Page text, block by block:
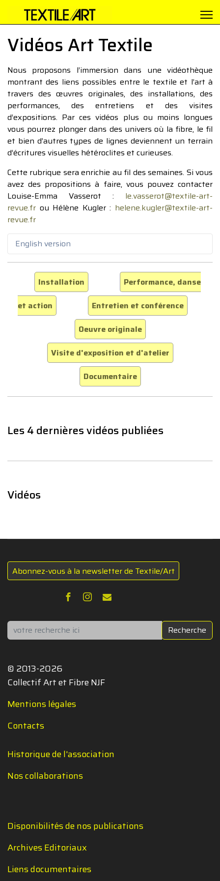
Vidéos Art Textile
Nous proposons l’immersion dans une vidéothèque
montrant des liens possibles entre le textile et l’art à
travers des œuvres originales, des installations, des
performances, des entretiens et des visites
d’expositions. Par ces vidéos plus ou moins longues
vous pourrez plonger dans des univers où la fibre, le fil
et bien d’autres types de lignes deviennent un terrain
d’écritures visuelles hétéroclites et curieuses.
Cette rubrique sera enrichie au fil des semaines. Si vous
avez des propositions à faire, vous pouvez contacter
Louise-Emma Vasserot : le.vasserot@textile-art-
revue.fr ou Hélène Kugler : helene.kugler@textile-art-
revue.fr
English version
Installation
Performance, danse
et action
Entretien et conférence
Oeuvre originale
Visite d'exposition et d'atelier
Documentaire
Les 4 dernières vidéos publiées
Vidéos
Abonnez-vous à la newsletter de Textile/Art
Rechercher Recherche
© 2013-2026
Collectif Art et Fibre NJF
Mentions légales
Contacts
Historique de l'association
Nos collaborations
Disponibilités de nos publications
Archives Editoriaux
Liens documentaires